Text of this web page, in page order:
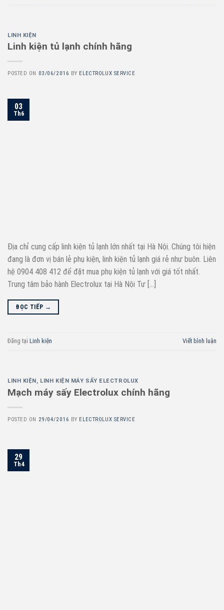
LINH KIỆN
Linh kiện tủ lạnh chính hãng
POSTED ON 03/06/2016 BY ELECTROLUX SERVICE
03
Th6
Địa chỉ cung cấp linh kiện tủ lạnh lớn nhất tại Hà Nội. Chúng tôi hiện
đang là đơn vị bán lẻ phụ kiện, linh kiện tủ lạnh giá rẻ như buôn. Liên
hệ 0904 408 412 để đặt mua phụ kiện tủ lạnh với giá tốt nhất.
Trung tâm bảo hành Electrolux tại Hà Nội Tư […]
ĐỌC TIẾP →
Đăng tại Linh kiện Viết bình luận
LINH KIỆN , LINH KIỆN MÁY SẤY ELECTROLUX
Mạch máy sấy Electrolux chính hãng
POSTED ON 29/04/2016 BY ELECTROLUX SERVICE
29
Th4